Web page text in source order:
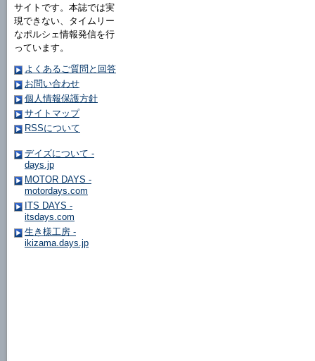
サイトです。本誌では実
現できない、タイムリー
なポルシェ情報発信を行
っています。
よくあるご質問と回答
お問い合わせ
個人情報保護方針
サイトマップ
RSSについて
デイズについて -
days.jp
MOTOR DAYS -
motordays.com
ITS DAYS -
itsdays.com
生き様工房 -
ikizama.days.jp